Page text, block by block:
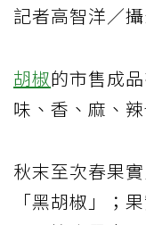
記者高智洋／攝
胡椒的市售成
味、香、麻、
秋末至次春果
「黑胡椒」；